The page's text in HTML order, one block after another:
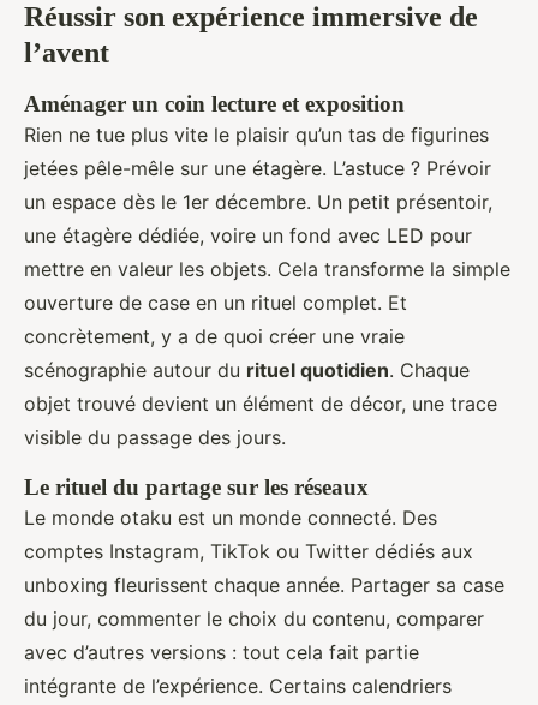
Réussir son expérience immersive de
l’avent
Aménager un coin lecture et exposition
Rien ne tue plus vite le plaisir qu’un tas de figurines
jetées pêle-mêle sur une étagère. L’astuce ? Prévoir
un espace dès le 1er décembre. Un petit présentoir,
une étagère dédiée, voire un fond avec LED pour
mettre en valeur les objets. Cela transforme la simple
ouverture de case en un rituel complet. Et
concrètement, y a de quoi créer une vraie
scénographie autour du rituel quotidien. Chaque
objet trouvé devient un élément de décor, une trace
visible du passage des jours.
Le rituel du partage sur les réseaux
Le monde otaku est un monde connecté. Des
comptes Instagram, TikTok ou Twitter dédiés aux
unboxing fleurissent chaque année. Partager sa case
du jour, commenter le choix du contenu, comparer
avec d’autres versions : tout cela fait partie
intégrante de l’expérience. Certains calendriers